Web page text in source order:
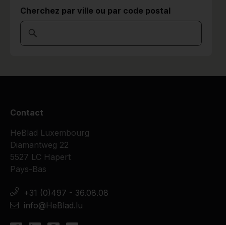
Cherchez par ville ou par code postal
Contact
HeBlad Luxembourg
Diamantweg 22
5527 LC Hapert
Pays-Bas
+31 (0)497 - 36.08.08
info@HeBlad.lu